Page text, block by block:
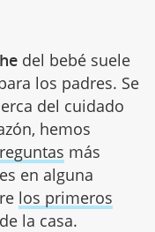
del bebé suele
los padres. Se
del cuidado
hemos
más
en alguna
los primeros
la casa.